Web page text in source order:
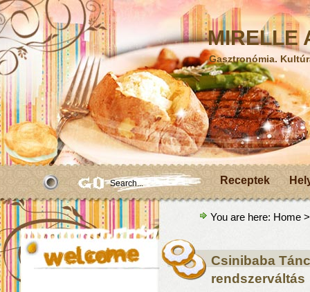
MIRELLE
Gasztronómia.
Receptek
You are here: Home
Csinibaba
rendszerváltás